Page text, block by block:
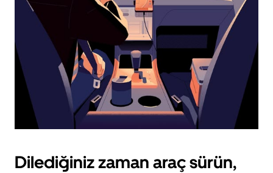
tuşuna
basın.
Dilediğiniz zaman araç sürün,